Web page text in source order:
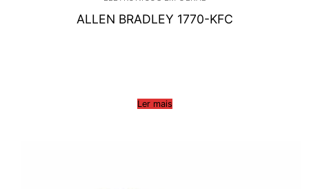
ALLEN BRADLEY 1770-KFC
Ler mais